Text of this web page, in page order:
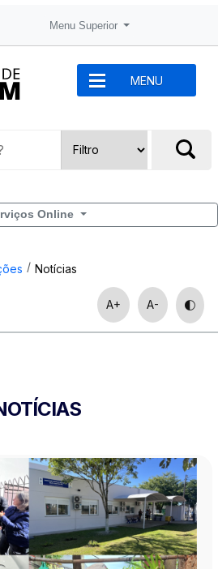
Menu Superior
MENU
Online
Notícias
A+ A-